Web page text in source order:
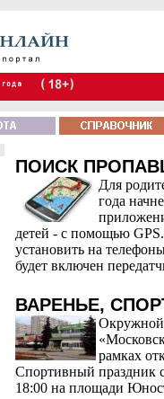
ПОИСК
Для
года
детей - с помощью
установить на
будет включен
ВАРЕНЬЕ,
Окружной
рамках
Спортивный праздник
18:00 на площади